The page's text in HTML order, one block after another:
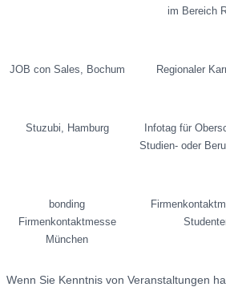
im Bereich
JOB con Sales, Bochum Regionaler
Stuzubi, Hamburg
Infotag für
Studien- oder
bonding
Firmenkontaktmesse
München
Wenn Sie Kenntnis von Veranstaltungen